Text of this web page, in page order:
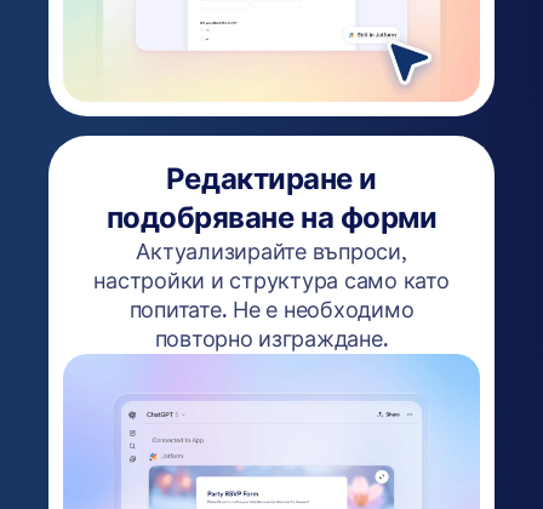
Редактиране и
подобряване на форми
Актуализирайте въпроси,
настройки и структура само като
попитате. Не е необходимо
повторно изграждане.